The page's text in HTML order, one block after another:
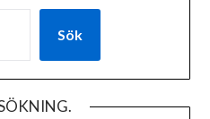
Sök